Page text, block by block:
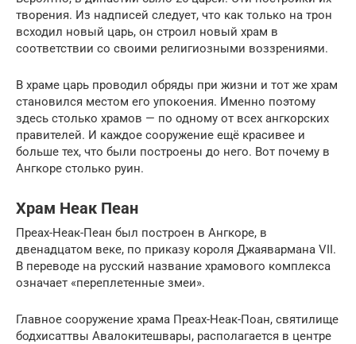
творения. Из надписей следует, что как только на трон
всходил новый царь, он строил новый храм в
соответствии со своими религиозными воззрениями.
В храме царь проводил обряды при жизни и тот же храм
становился местом его упокоения. Именно поэтому
здесь столько храмов — по одному от всех ангкорских
правителей. И каждое сооружение ещё красивее и
больше тех, что были построены до него. Вот почему в
Ангкоре столько руин.
Храм Неак Пеан
Преах-Неак-Пеан был построен в Ангкоре, в
двенадцатом веке, по приказу короля Джаявармана VII.
В переводе на русский название храмового комплекса
означает «переплетенные змеи».
Главное сооружение храма Преах-Неак-Поан, святилище
бодхисаттвы Авалокитешвары, располагается в центре